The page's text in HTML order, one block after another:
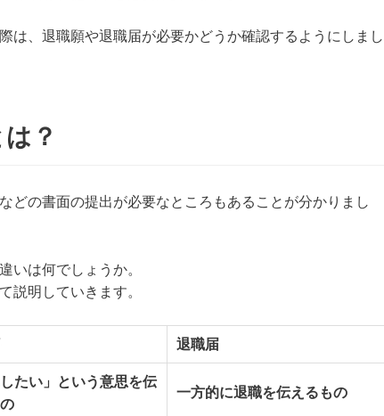
は、退職願や退職届が必要かどうか確認するようにしまし
？
どの書面の提出が必要なところもあることが分かりまし
いは何でしょうか。
説明していきます。
退職届
したい」という意思を伝
一方的に退職を伝えるもの